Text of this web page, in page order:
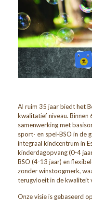
Al ruim 35 jaar biedt het
kwalitatief niveau. Binnen
samenwerking met
sport- en spel-BSO in de
integraal kindcentrum in
kinderdagopvang (0-4
BSO (4-13 jaar) en
zonder winstoogmerk,
terugvloeit in de kwaliteit
Onze visie is gebaseerd